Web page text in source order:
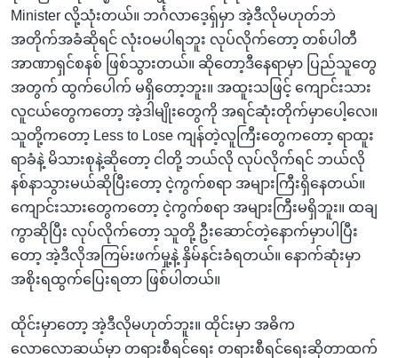
Minister လို့သုံးတယ်။ ဘင်္ဂလာ‌ဒေ့ရှ်မှာ အဲ့ဒီလိုမဟုတ်ဘဲ
အတိုက်အခံဆိုရင် လုံးဝမပါရဘူး လုပ်လိုက်တော့ တစ်ပါတီ
အာဏာရှင်စနစ် ဖြစ်သွားတယ်။ ဆိုတော့ဒီနေရာမှာ ပြည်သူတွေ
အတွက် ထွက်ပေါက် မရှိတော့ဘူး။ အထူးသဖြင့် ကျောင်းသား
လူငယ်တွေကတော့ အဲ့ဒါမျိုးတွေကို အရင်ဆုံးတိုက်မှာပေါ့လေ။
သူတို့ကတော့ Less to Lose ကျန်တဲ့လူကြီးတွေကတော့ ရာထူး
ရာခံနဲ့ မိသားစုနဲ့ဆိုတော့ ငါတို့ ဘယ်လို လုပ်လိုက်ရင် ဘယ်လို
နစ်နာသွားမယ်ဆိုပြီးတော့ ငဲ့ကွက်စရာ အများကြီးရှိနေတယ်။
ကျောင်းသားတွေကတော့ ငဲ့ကွက်စရာ အများကြီးမရှိဘူး။ ထချ
ကွာဆိုပြီး လုပ်လိုက်တော့ သူတို့ ဦးဆောင်တဲ့နောက်မှာပါပြီး
တော့ အဲ့ဒီလိုအကြမ်းဖက်မှု့နဲ့ နှိမ်နင်းခံရတယ်။ နောက်ဆုံးမှာ
အစိုးရထွက်ပြေးရတာ ဖြစ်ပါတယ်။
ထိုင်းမှာတော့ အဲ့ဒီလိုမဟုတ်ဘူး။ ထိုင်းမှာ အဓိက
လောလောဆယ်မှာ တရားစီရင်ရေး တရားစီရင်ရေးဆိုတာထက်